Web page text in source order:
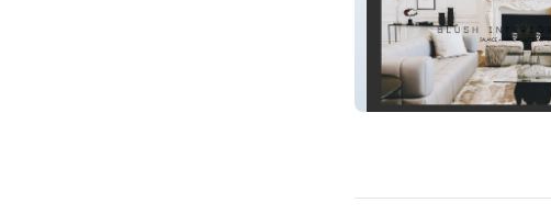
blushinteriordesigns